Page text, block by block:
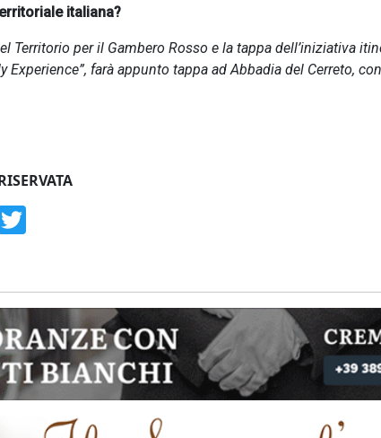
italiana?
Territorio per il Gambero Rosso e la tappa dell’iniziativa
Experience”, farà appunto tappa ad Abbadia del Cerreto,